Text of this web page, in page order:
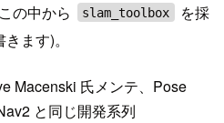
の中から
slam_toolbox
を採
ます)。
Macenski 氏メンテ、Pose
と同じ開発系列